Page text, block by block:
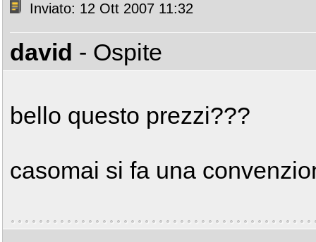
Inviato: 12 Ott 2007 11:32
david - Ospite
bello questo prezzi???
casomai si fa una